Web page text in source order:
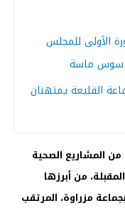
الأولى للمجلس
سوس ماسة
القليعة يمتهنان
المشاريع الصحية
من أبرزها
مزراوة، المرتقب